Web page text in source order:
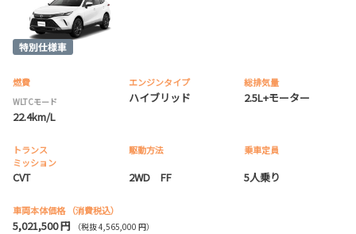
燃費
WLTCモード
22.4km/L
エンジンタイプ
ハイブリッド
総排気量
2.5L+モーター
トランス
ミッション
CVT
駆動方法
2WD FF
乗車定員
5人乗り
車両本体価格 （消費税込）
5,021,500 円 （税抜 4,565,000 円）